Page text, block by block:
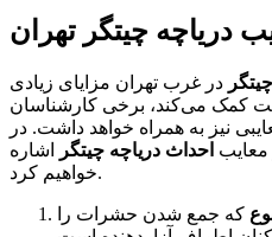
دریاچه چیتگر تهران
در غرب تهران مزایای زیادی
کمک می‌کند، برخی کارشناسان
نیز به همراه خواهد داشت. در
معایب احداث دریاچه چیتگر
اشاره
خواهیم کرد.
که جمع شدن حشرات را